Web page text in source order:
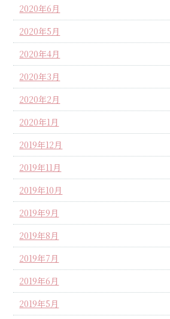
2020年6月
2020年5月
2020年4月
2020年3月
2020年2月
2020年1月
2019年12月
2019年11月
2019年10月
2019年9月
2019年8月
2019年7月
2019年6月
2019年5月